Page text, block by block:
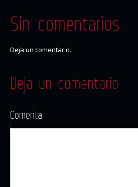
Sin comentarios
Deja un comentario.
Deja un comentario
Comenta